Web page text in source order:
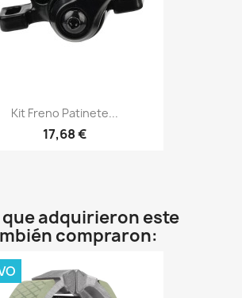
Kit Freno Patinete...
17,68 €
adquirieron este
compraron: